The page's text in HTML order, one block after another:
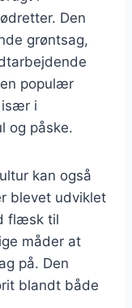
Den
grøntsag,
populær
især i
og påske.
kan også
blevet udviklet
flæsk til
måder at
på. Den
blandt både